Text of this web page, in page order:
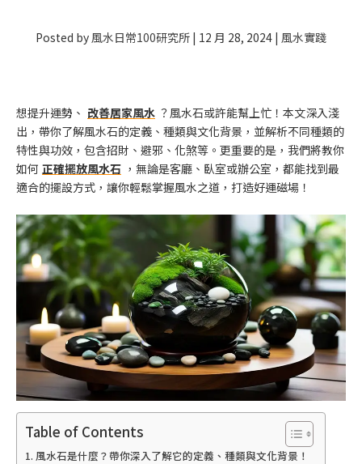
Posted by風水日常100研究所 | 12 月 28, 2024 | 風水實踐
想提升運勢、 改善居家風水 ？風水石或許能幫上忙！本文深入淺
出，帶你了解風水石的定義、種類與文化背景，並解析不同種類的
特性與功效，包含招財、避邪、化煞等。更重要的是，我們將教你
如何 正確擺放風水石 ，無論是客廳、臥室或辦公室，都能找到最
適合的擺設方式，讓你輕鬆掌握風水之道，打造好運磁場！
Table of Contents
風水石是什麼？帶你深入了解它的定義、種類與文化背景！